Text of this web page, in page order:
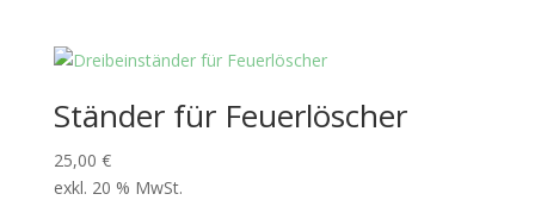
Ständer für Feuerlöscher
25,00 €
exkl. 20 % MwSt.